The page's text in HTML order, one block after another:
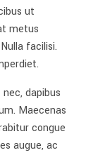
ut
metus
facilisi.
dapibus
Maecenas
congue
augue, ac